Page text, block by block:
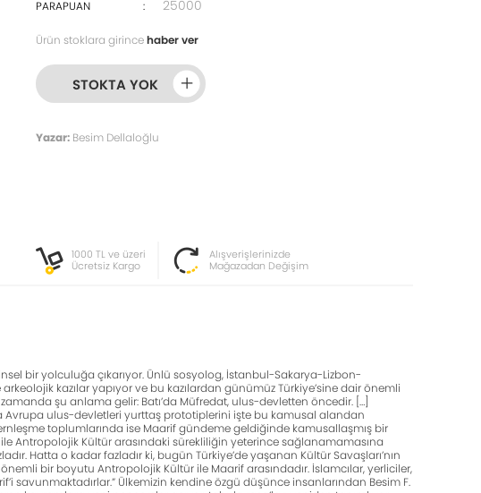
PARAPUAN
: 25000
Ürün stoklara girincehaber ver
STOKTA YOK
Yazar:Besim Dellaloğlu
1000 TL ve üzeri
Ücretsiz Kargo
Alışverişlerinizde
Mağazadan Değişim
bir yolculuğa çıkarıyor. Ünlü sosyolog, İstanbul-Sakarya-Lizbon-
kazılar yapıyor ve bu kazılardan günümüz Türkiye’sine dair önemli
şu anlama gelir: Batı’da Müfredat, ulus-devletten öncedir. […]
Avrupa ulus-devletleri yurttaş prototiplerini işte bu kamusal alandan
toplumlarında ise Maarif gündeme geldiğinde kamusallaşmış bir
Antropolojik Kültür arasındaki sürekliliğin yeterince sağlanamamasına
Hatta o kadar fazladır ki, bugün Türkiye’de yaşanan Kültür Savaşları’nın
bir boyutu Antropolojik Kültür ile Maarif arasındadır. İslamcılar, yerliciler,
savunmaktadırlar.” Ülkemizin kendine özgü düşünce insanlarından Besim F.